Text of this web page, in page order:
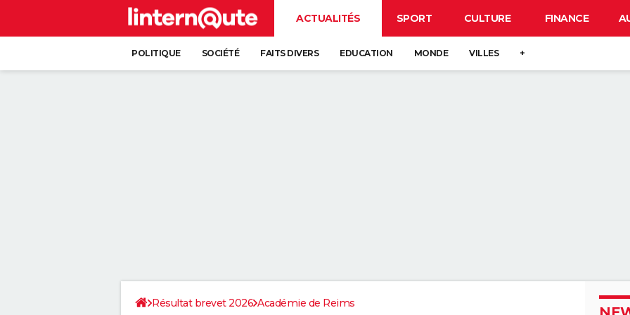
ACTUALITÉS SPORT CULTURE FINANCE
POLITIQUE SOCIÉTÉ FAITS DIVERS EDUCATION MONDE VILLES +
Résultat brevet 2026 Académie de Reims